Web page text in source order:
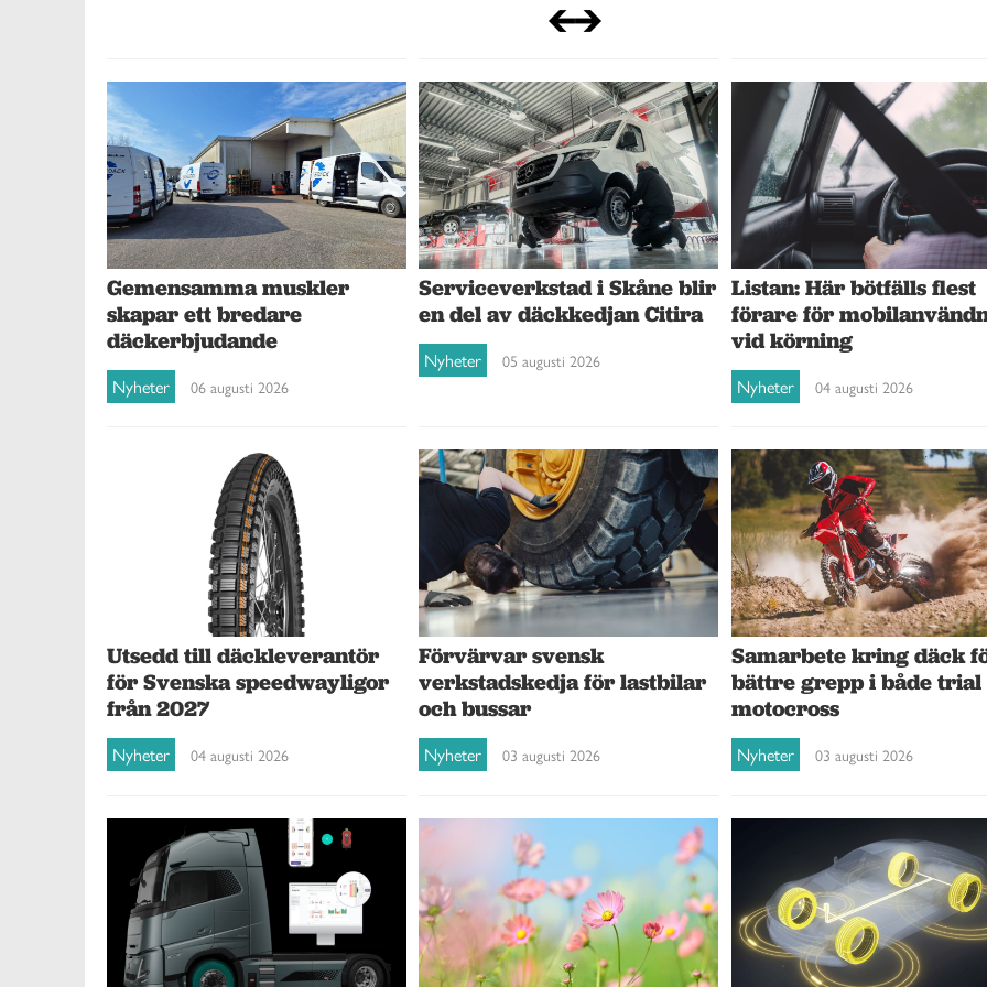
Gemensamma muskler
skapar ett bredare
däckerbjudande
Nyheter 06 augusti 2026
Serviceverkstad i Skåne blir
en del av däckkedjan Citira
Nyheter 05 augusti 2026
Listan: Här bötfälls flest
förare för
vid körning
Nyheter 04 augusti 2026
Utsedd till däckleverantör
för Svenska speedwayligor
från 2027
Nyheter 04 augusti 2026
Förvärvar svensk
verkstadskedja för lastbilar
och bussar
Nyheter 03 augusti 2026
Samarbete kring däck
bättre grepp i både trial
motocross
Nyheter 03 augusti 2026